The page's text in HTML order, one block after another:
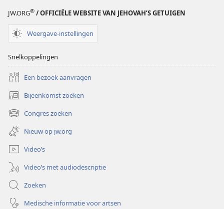
JW.ORG® / OFFICIËLE WEBSITE VAN JEHOVAH’S GETUIGEN
Weergave-instellingen
Snelkoppelingen
Een bezoek aanvragen
Bijeenkomst zoeken
(opent
nieuw
venster)
Congres zoeken
(opent
nieuw
venster)
Nieuw op jw.org
Video’s
Video’s met audiodescriptie
Zoeken
Medische informatie voor artsen